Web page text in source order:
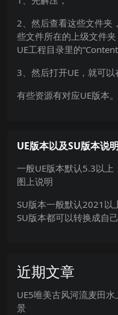
2、然后查看这些文件夹
些文件所在的上级文件
UE工程目录里的
3、然后打开UE，就可以
有些资源有对应UE版本。
UE版本以及SU版本说明
一般UE版本默认5.3以
图上说明
SU版本一般默认2021以
SU版本都可以转换成自
近期文章
UE5唯美古风河流麦田
景